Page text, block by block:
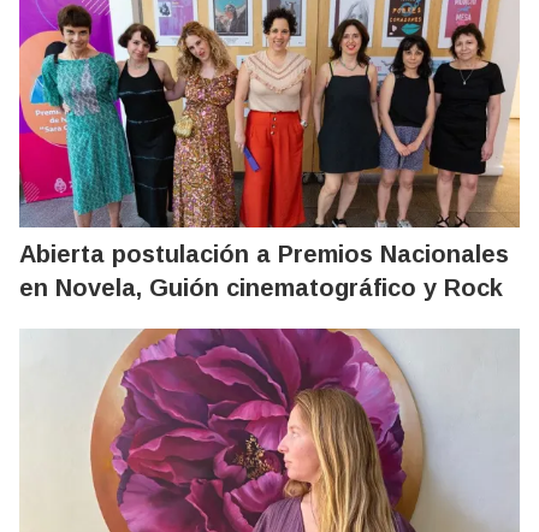
Abierta postulación a Premios Nacionales
en Novela, Guión cinematográfico y Rock